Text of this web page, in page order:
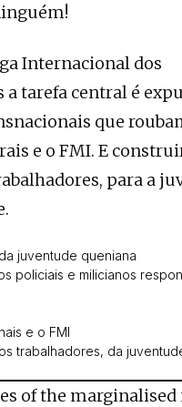
Internacional dos
a tarefa central é
que
e o FMI. E
para a
juventude queniana
policiais e milicianos
e o FMI
trabalhadores, da
of the marginalised